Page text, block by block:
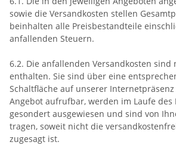
sowie die Versandkosten stellen
beinhalten alle Preisbestandteile
anfallenden Steuern.
6.2. Die anfallenden Versandkosten sind
enthalten. Sie sind über eine
Schaltfläche auf unserer
Angebot aufrufbar, werden im Laufe des
gesondert ausgewiesen und sind von
tragen, soweit nicht die
zugesagt ist.